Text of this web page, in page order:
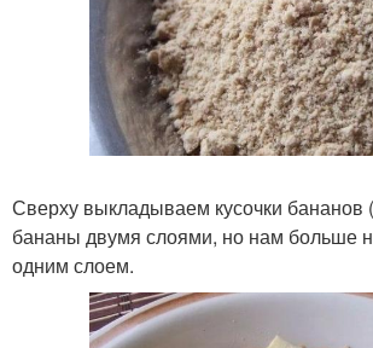
Сверху выкладываем кусочки
бананы двумя слоями, но нам больше
одним слоем.